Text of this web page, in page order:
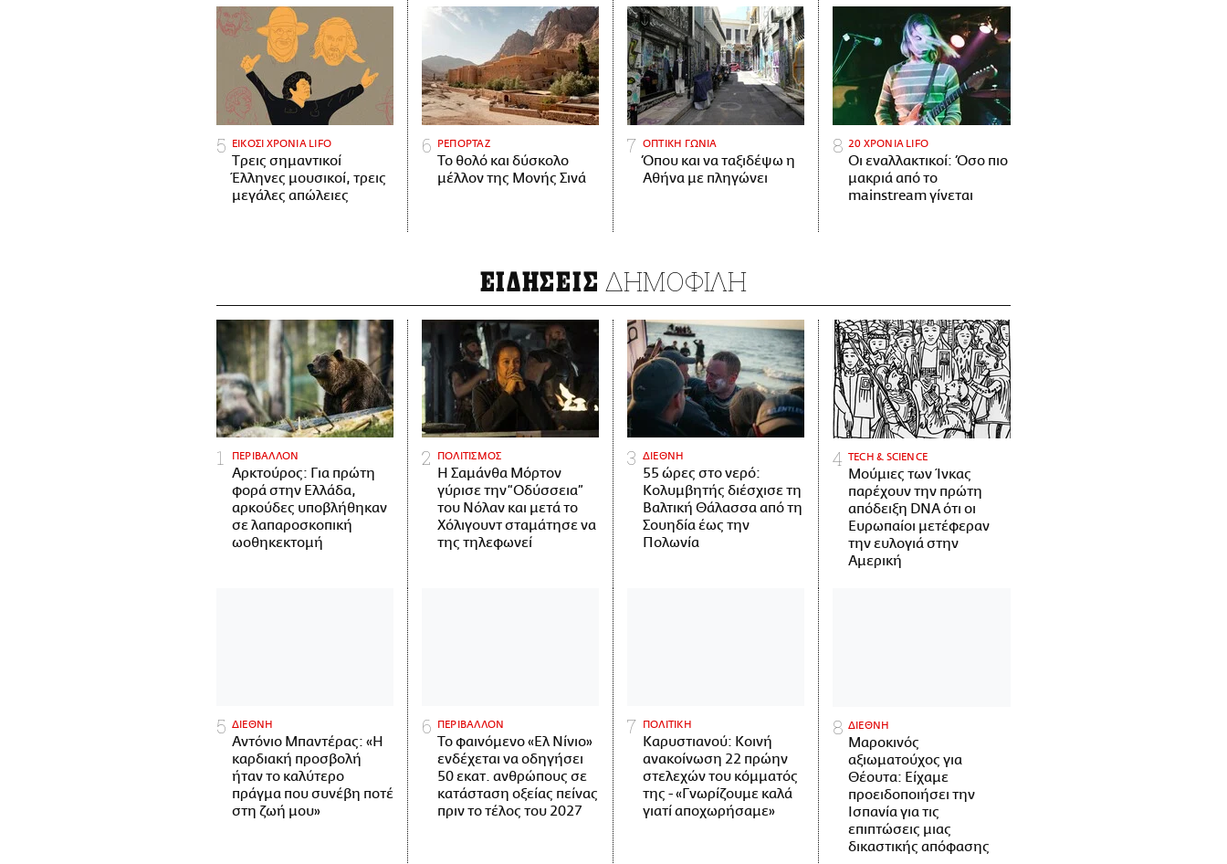
ΕΙΚΟΣΙ ΧΡΟΝΙΑ LIFO
Tρεις σημαντικοί
Έλληνες μουσικοί, τρεις
μεγάλες απώλειες
ΡΕΠΟΡΤΑΖ
Το θολό και δύσκολο
μέλλον της Μονής Σινά
ΟΠΤΙΚΗ ΓΩΝΙΑ
Όπου και να ταξιδέψω η
Αθήνα με πληγώνει
20 ΧΡΟΝΙΑ LIFO
Οι εναλλακτικοί: Όσο πιο
μακριά από το
mainstream γίνεται
ΕΙΔΗΣΕΙΣ ΔΗΜΟΦΙΛΗ
ΠΕΡΙΒΑΛΛΟΝ
Αρκτούρος: Για πρώτη
φορά στην Ελλάδα,
αρκούδες υποβλήθηκαν
σε λαπαροσκοπική
ωοθηκεκτομή
ΠΟΛΙΤΙΣΜΟΣ
Η Σαμάνθα Μόρτον
γύρισε την “Οδύσσεια”
του Νόλαν και μετά το
Χόλιγουντ σταμάτησε να
της τηλεφωνεί
ΔΙΕΘΝΗ
55 ώρες στο νερό:
Κολυμβητής διέσχισε τη
Βαλτική Θάλασσα από τη
Σουηδία έως την
Πολωνία
ΤECH & SCIENCE
Μούμιες των Ίνκας
παρέχουν την πρώτη
απόδειξη DNA ότι οι
Ευρωπαίοι μετέφεραν
την ευλογιά στην
Αμερική
ΔΙΕΘΝΗ
Αντόνιο Μπαντέρας: «Η
καρδιακή προσβολή
ήταν το καλύτερο
πράγμα που συνέβη ποτέ
στη ζωή μου»
ΠΕΡΙΒΑΛΛΟΝ
Το φαινόμενο «Ελ Νίνιο»
ενδέχεται να οδηγήσει
50 εκατ. ανθρώπους σε
κατάσταση οξείας πείνας
πριν το τέλος του 2027
ΠΟΛΙΤΙΚΗ
Καρυστιανού: Κοινή
ανακοίνωση 22 πρώην
στελεχών του κόμματός
της - «Γνωρίζουμε καλά
γιατί αποχωρήσαμε»
ΔΙΕΘΝΗ
Μαροκινός
αξιωματούχος για
Θέουτα: Είχαμε
προειδοποιήσει την
Ισπανία για τις
επιπτώσεις μιας
δικαστικής απόφασης